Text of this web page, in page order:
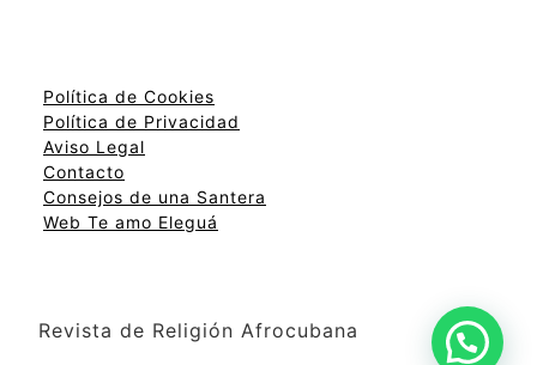
Política de Cookies
Política de Privacidad
Aviso Legal
Contacto
Consejos de una Santera
Web Te amo Eleguá
Revista de Religión Afrocubana